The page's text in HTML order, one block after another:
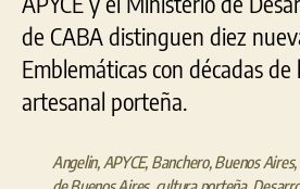
de CABA distinguen diez
Emblemáticas con décadas
artesanal porteña.
Angelin, APYCE, Banchero, Buenos Aires,